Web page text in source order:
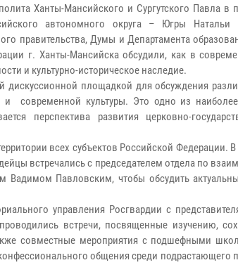
Ханты-Мансийского и Сургутского Павла в
автономного округа – Югры Натальи
правительства, Думы и Департамента
г. Ханты-Мансийска обсудили, как в
и культурно-историческое наследие.
дискуссионной площадкой для обсуждения
современной культуры. Это одно из
перспектива развития церковно-
всех субъектов Российской Федерации.
встречались с председателем отдела по
Вадимом Павловским, чтобы обсудить
управления Росгвардии с
встречи, посвященные изучению,
совместные мероприятия с подшефными
общения среди подрастающего